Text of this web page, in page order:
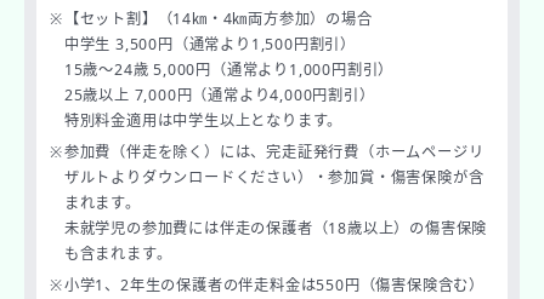
※
【セット割】（14㎞・4㎞両方参加）の場合
中学生 3,500円（通常より1,500円割引）
15歳～24歳 5,000円（通常より1,000円割引）
25歳以上 7,000円（通常より4,000円割引）
特別料金適用は中学生以上となります。
※参加費（伴走を除く）には、完走証発行費（ホームページリ
ザルトよりダウンロードください）・参加賞・傷害保険が含
まれます。
未就学児の参加費には伴走の保護者（18歳以上）の傷害保険
も含まれます。
※小学1、2年生の保護者の伴走料金は550円（傷害保険含む）